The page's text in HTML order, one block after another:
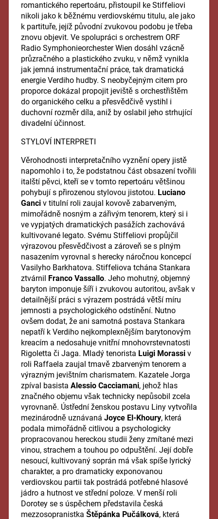
romantického repertoáru, přistoupil ke Stiffeliovi
nikoli jako k běžnému verdiovskému titulu, ale jako
k partituře, jejíž původní zvukovou podobu je třeba
znovu objevit. Ve spolupráci s orchestrem ORF
Radio Symphonieorchester Wien dosáhl vzácně
průzračného a plastického zvuku, v němž vynikla
jak jemná instrumentační práce, tak dramatická
energie Verdiho hudby. S neobyčejným citem pro
proporce dokázal propojit jeviště s orchestřištěm
do organického celku a přesvědčivě vystihl i
duchovní rozměr díla, aniž by oslabil jeho strhující
divadelní účinnost.
STYLOVÍ INTERPRETI
Věrohodnosti interpretačního vyznění opery jistě
napomohlo i to, že podstatnou část obsazení tvořili
italští pěvci, kteří se v tomto repertoáru většinou
pohybují s přirozenou stylovou jistotou. Luciano
Ganciv titulní roli zaujal kovově zabarveným,
mimořádně nosným a zářivým tenorem, který si i
ve vypjatých dramatických pasážích zachovává
kultivované legato. Svému Stiffeliovi propůjčil
výrazovou přesvědčivost a zároveň se s plným
nasazením vyrovnal s herecky náročnou koncepcí
Vasilyho Barkhatova. Stiffeliova tchána Stankara
ztvárnil
Franco Vassallo. Jeho mohutný, objemný
baryton imponuje šíří i zvukovou autoritou, avšak v
detailnější práci s výrazem postrádá větší míru
jemnosti a psychologického odstínění. Nutno
ovšem dodat, že ani samotná postava Stankara
nepatří k Verdiho nejkomplexnějším barytonovým
kreacím a nedosahuje vnitřní mnohovrstevnatosti
Rigoletta či Jaga. Mladý tenorista Luigi Morassiv
roli Raffaela zaujal tmavě zbarveným tenorem a
výrazným jevištním charismatem. Kazatele Jorga
zpíval basista Alessio Cacciamani, jehož hlas
značného objemu však technicky nepůsobil zcela
vyrovnaně. Ústřední ženskou postavu Liny vytvořila
mezinárodně uznávaná Joyce El-Khoury, která
podala mimořádně citlivou a psychologicky
propracovanou hereckou studii ženy zmítané mezi
vinou, strachem a touhou po odpuštění. Její dobře
nesoucí, kultivovaný soprán má však spíše lyrický
charakter, a pro dramaticky exponovanou
verdiovskou partii tak postrádá potřebné hlasové
jádro a hutnost ve střední poloze. V menší roli
Dorotey se s úspěchem představila česká
mezzosopranistka Štěpánka Pučálková, která